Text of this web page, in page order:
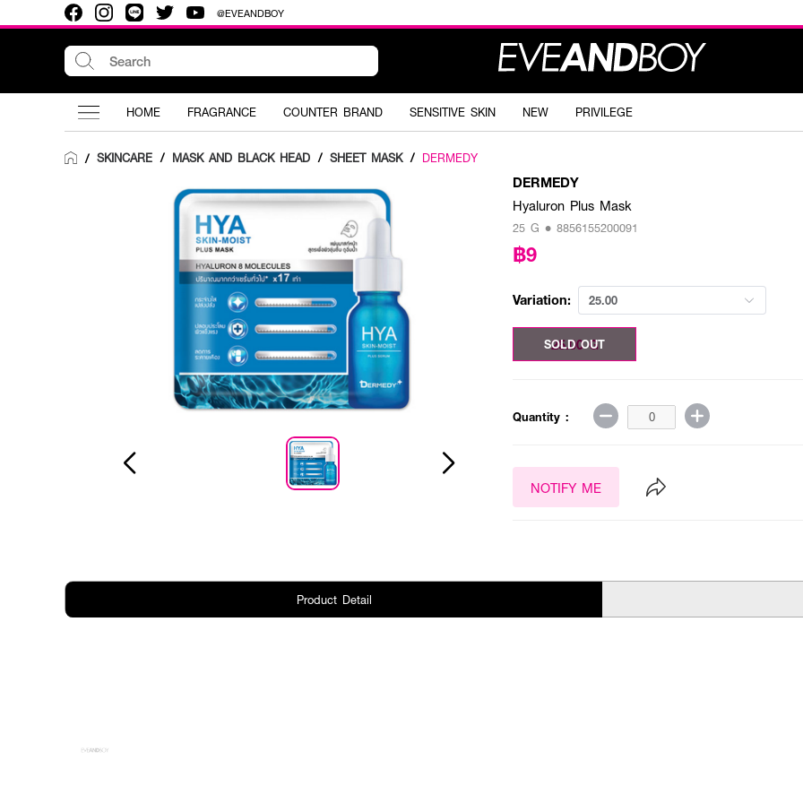
@EVEANDBOY
HOME FRAGRANCE COUNTER BRAND SENSITIVE SKIN NEW PRIVILEGE
/ SKINCARE / MASK AND BLACK HEAD / SHEET MASK / DERMEDY
DERMEDY
Hyaluron Plus Mask
25 G • 8856155200091
฿9
Variation: 25.00
25.00 G
SOLD OUT
Quantity :
NOTIFY ME
Product Detail